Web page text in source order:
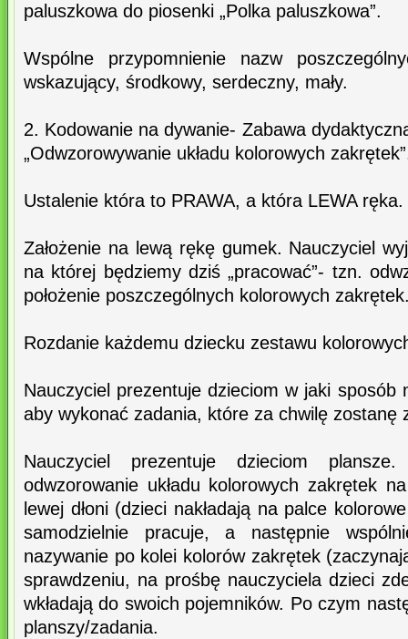
paluszkowa do piosenki „Polka paluszkowa”.
Wspólne przypomnienie nazw
wskazujący, środkowy, serdeczny, mały.
2. Kodowanie na dywanie- Zabawa
„Odwzorowywanie układu kolorowych
Ustalenie która to PRAWA, a która LEWA ręka.
Założenie na lewą rękę gumek. Nauczyciel
na której będziemy dziś „pracować”- tzn.
położenie poszczególnych kolorowych
Rozdanie każdemu dziecku zestawu
Nauczyciel prezentuje dzieciom w jaki sposób
aby wykonać zadania, które za chwilę zostanę
Nauczyciel prezentuje dzieciom
odwzorowanie układu kolorowych zakrętek
lewej dłoni (dzieci nakładają na palce
samodzielnie pracuje, a następnie
nazywanie po kolei kolorów zakrętek
sprawdzeniu, na prośbę nauczyciela dzieci
wkładają do swoich pojemników. Po czym
planszy/zadania.